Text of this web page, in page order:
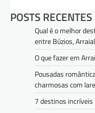
POSTS RECENTES
Qual é o melhor
entre Búzios,
O que fazer em
Pousadas
charmosas com
7 destinos incríveis